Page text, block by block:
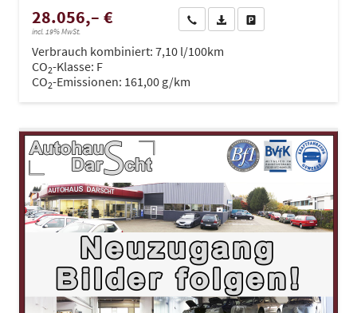
28.056,– €
incl. 19% MwSt.
Wir rufen Sie anPDF-Datei, Fahrzeugexposé
Verbrauch kombiniert: 7,10 l/100km
CO2-Klasse: F
CO2-Emissionen: 161,00 g/km